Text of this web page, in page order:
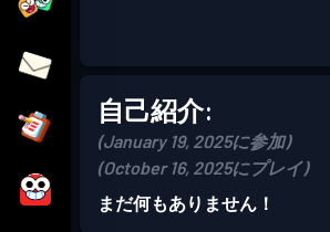
自己紹介:
(January 19, 2025に参加)
(October 16, 2025にプレイ)
まだ何もありません！